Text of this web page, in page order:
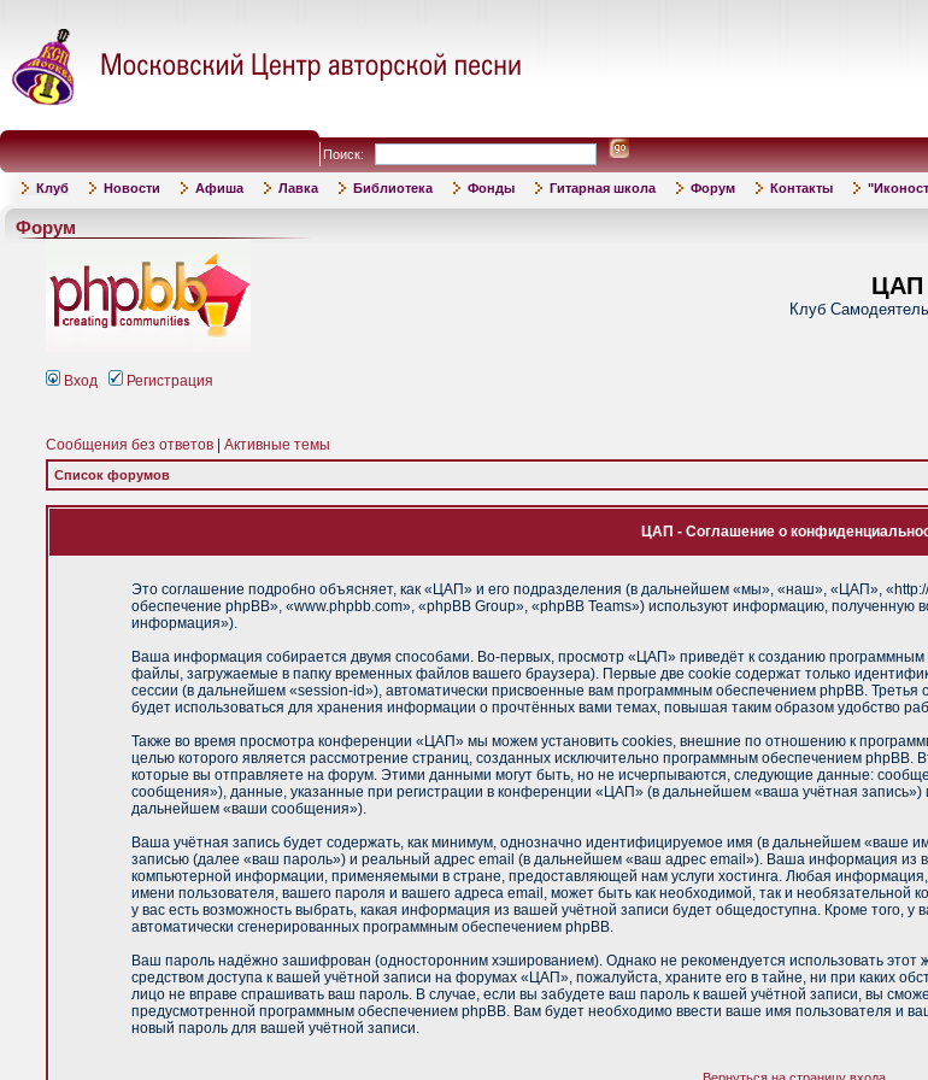
Поиск:
Клуб Новости Афиша Лавка Библиотека Фонды Гитарная школа Форум Контакты
Форум
ЦАП
Клуб
Вход Регистрация
Сообщения без ответов Активные темы
Список форумов
ЦАП - Соглашение о
Это соглашение подробно объясняет, как «ЦАП» и его подразделения (в дальнейшем «мы», «наш», «ЦАП»,
обеспечение phpBB», «www.phpbb.com», «phpBB Group», «phpBB Teams») используют информацию,
информация»).
Ваша информация собирается двумя способами. Во-первых, просмотр «ЦАП» приведёт к созданию
файлы, загружаемые в папку временных файлов вашего браузера). Первые две cookie содержат только
сессии (в дальнейшем «session-id»), автоматически присвоенные вам программным обеспечением phpBB.
будет использоваться для хранения информации о прочтённых вами темах, повышая таким образом удобство
Также во время просмотра конференции «ЦАП» мы можем установить cookies, внешние по отношению к
целью которого является рассмотрение страниц, созданных исключительно программным обеспечением
которые вы отправляете на форум. Этими данными могут быть, но не исчерпываются, следующие данные:
сообщения»), данные, указанные при регистрации в конференции «ЦАП» (в дальнейшем «ваша учётная
дальнейшем «ваши сообщения»).
Ваша учётная запись будет содержать, как минимум, однозначно идентифицируемое имя (в дальнейшем «ваше
записью (далее «ваш пароль») и реальный адрес email (в дальнейшем «ваш адрес email»). Ваша информация из
компьютерной информации, применяемыми в стране, предоставляющей нам услуги хостинга. Любая
имени пользователя, вашего пароля и вашего адреса email, может быть как необходимой, так и
у вас есть возможность выбрать, какая информация из вашей учётной записи будет общедоступна. Кроме того, у
автоматически сгенерированных программным обеспечением phpBB.
Ваш пароль надёжно зашифрован (односторонним хэшированием). Однако не рекомендуется использовать этот
средством доступа к вашей учётной записи на форумах «ЦАП», пожалуйста, храните его в тайне, ни при каких
лицо не вправе спрашивать ваш пароль. В случае, если вы забудете ваш пароль к вашей учётной записи, вы
предусмотренной программным обеспечением phpBB. Вам будет необходимо ввести ваше имя пользователя и
новый пароль для вашей учётной записи.